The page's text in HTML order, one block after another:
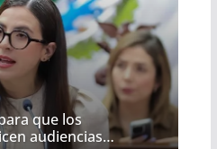
que los
audiencias